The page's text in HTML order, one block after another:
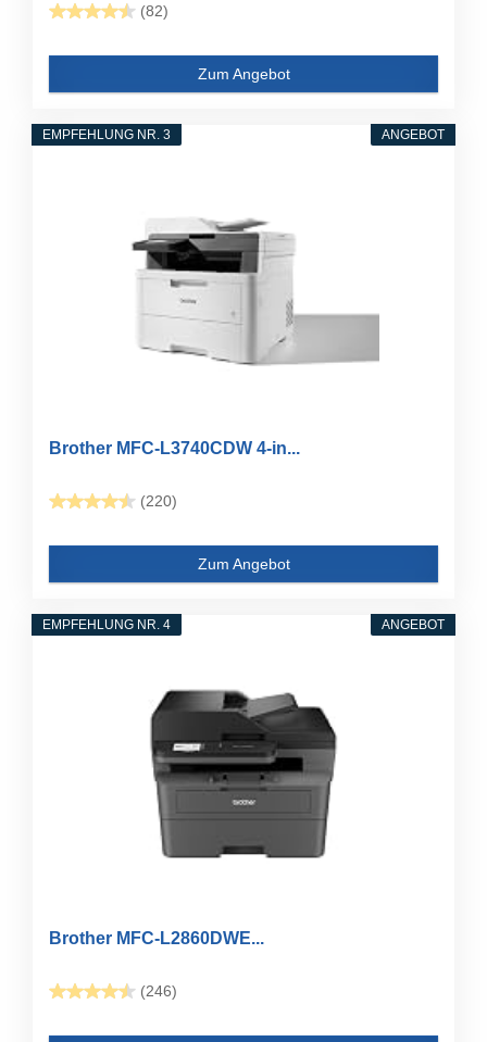
(82)
Zum Angebot
ANGEBOT
EMPFEHLUNG NR. 3
Brother MFC-L3740CDW 4-in...
(220)
Zum Angebot
ANGEBOT
EMPFEHLUNG NR. 4
Brother MFC-L2860DWE...
(246)